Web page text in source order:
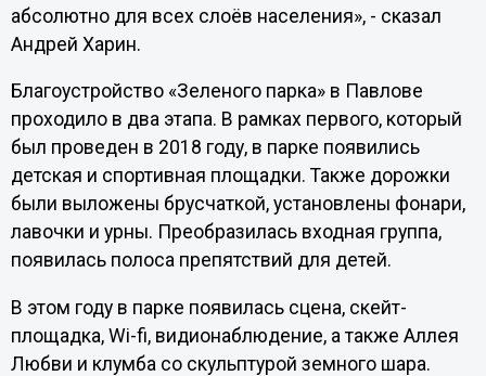
абсолютно для всех слоёв населения», - сказал
Андрей Харин.
Благоустройство «Зеленого парка» в Павлове
проходило в два этапа. В рамках первого, который
был проведен в 2018 году, в парке появились
детская и спортивная площадки. Также дорожки
были выложены брусчаткой, установлены фонари,
лавочки и урны. Преобразилась входная группа,
появилась полоса препятствий для детей.
В этом году в парке появилась сцена, скейт-
площадка, Wi-fi, видионаблюдение, а также Аллея
Любви и клумба со скульптурой земного шара.